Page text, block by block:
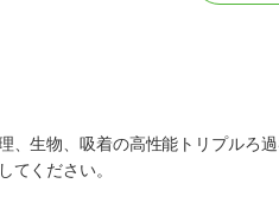
生物、吸着の高性能トリプルろ
てください。